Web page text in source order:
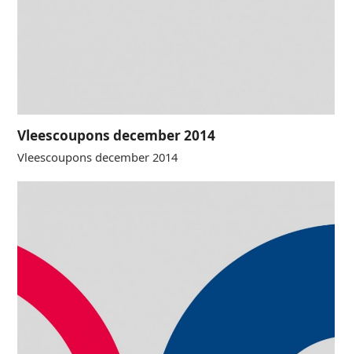
Vleescoupons december 2014
Vleescoupons december 2014